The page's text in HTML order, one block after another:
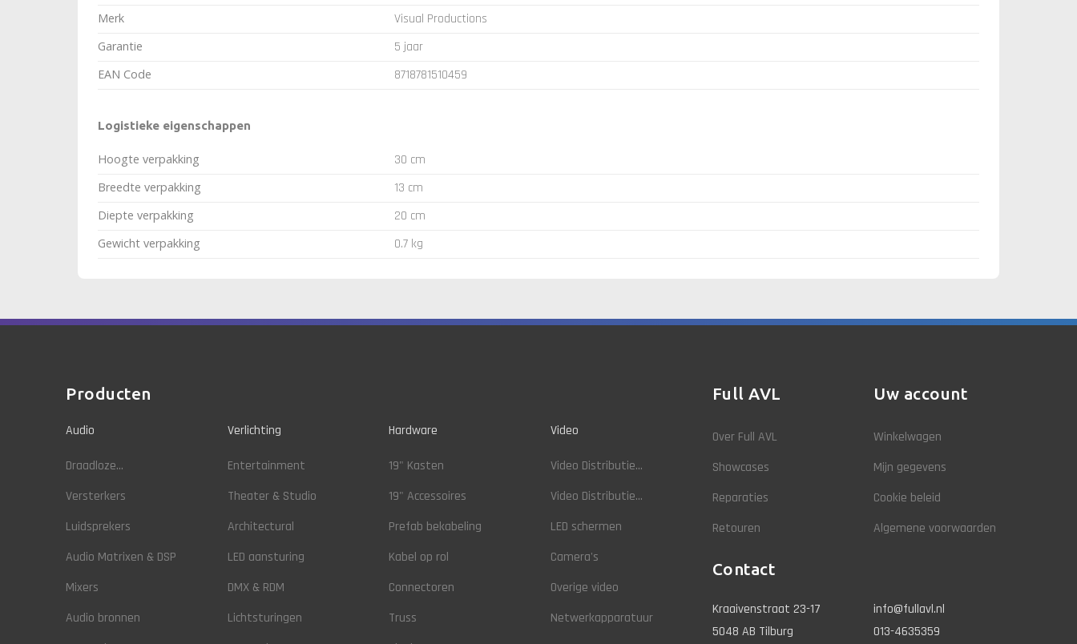
Merk Visual Productions
Garantie 5 jaar
EAN Code 8718781510459
Logistieke eigenschappen
Hoogte verpakking 30 cm
Breedte verpakking 13 cm
Diepte verpakking 20 cm
Gewicht verpakking 0.7 kg
Producten
Audio
Draadloze...
Versterkers
Luidsprekers
Audio Matrixen & DSP
Mixers
Audio bronnen
Verlichting
Entertainment
Theater & Studio
Architectural
LED aansturing
DMX & RDM
Lichtsturingen
Hardware
19" Kasten
19" Accessoires
Prefab bekabeling
Kabel op rol
Connectoren
Truss
Video
Video Distributie...
Video Distributie...
LED schermen
Camera's
Overige video
Netwerkapparatuur
Full AVL
Over Full AVL
Showcases
Reparaties
Retouren
Uw account
Winkelwagen
Mijn gegevens
Cookie beleid
Algemene voorwaarden
Contact
Kraaivenstraat 23-17
5048 AB Tilburg
info@fullavl.nl
013-4635359